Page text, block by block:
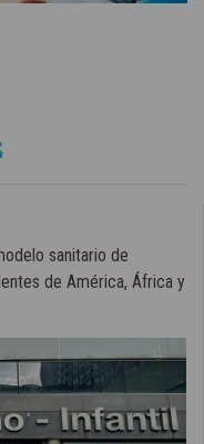
sanitario de
de América, África y